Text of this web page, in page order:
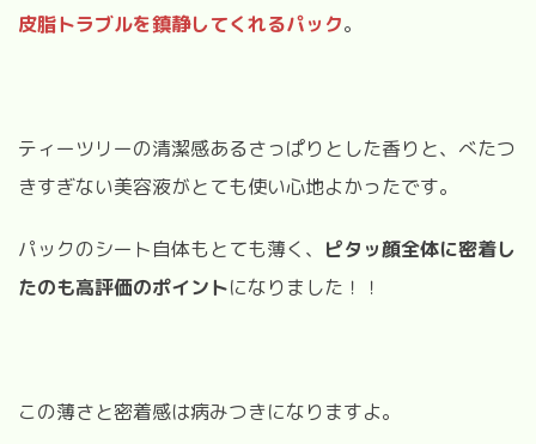
皮脂トラブルを鎮静してくれるパック。
ティーツリーの清潔感あるさっぱりとした香りと、べたつ
きすぎない美容液がとても使い心地よかったです。
パックのシート自体もとても薄く、 ピタッ顔全体に密着し
たのも高評価のポイントになりました！！
この薄さと密着感は病みつきになりますよ。